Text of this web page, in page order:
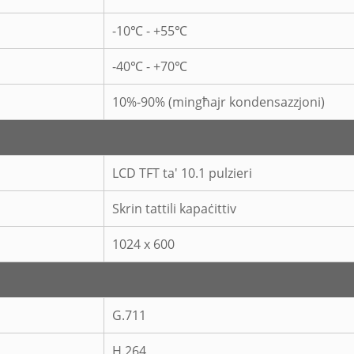
-10℃ - +55℃
-40℃ - +70℃
10%-90% (mingħajr kondensazzjoni)
LCD TFT ta' 10.1 pulzieri
Skrin tattili kapaċittiv
1024 x 600
G.711